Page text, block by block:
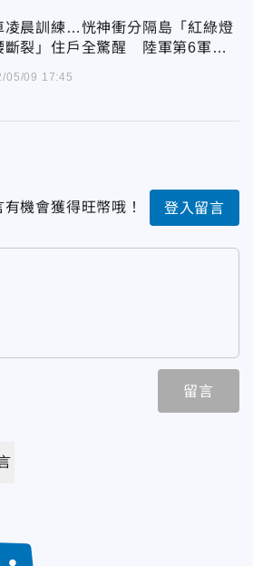
凌晨訓練…恍神衝分隔島「紅綠燈
斷裂」住戶全驚醒 陸軍第6軍團
05/09 17:45
機會獲得旺幣哦！ 登入留言
留言